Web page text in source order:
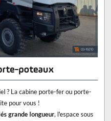
poteaux
? La cabine porte-fer ou porte-
pour vous !
grande longueur, l'espace sous